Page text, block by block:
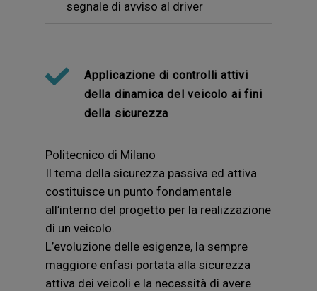
segnale di avviso al driver
Applicazione di controlli attivi
della dinamica del veicolo ai fini
della sicurezza
Politecnico di Milano
Il tema della sicurezza passiva ed attiva
costituisce un punto fondamentale
all’interno del progetto per la realizzazione
di un veicolo.
L’evoluzione delle esigenze, la sempre
maggiore enfasi portata alla sicurezza
attiva dei veicoli e la necessità di avere